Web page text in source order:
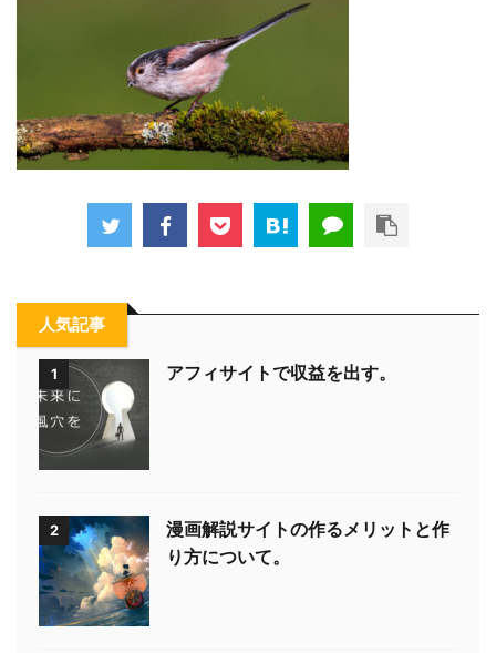
人気記事
1 アフィサイトで収益を出す。
2
漫画解説サイトの作るメリットと作
り方について。